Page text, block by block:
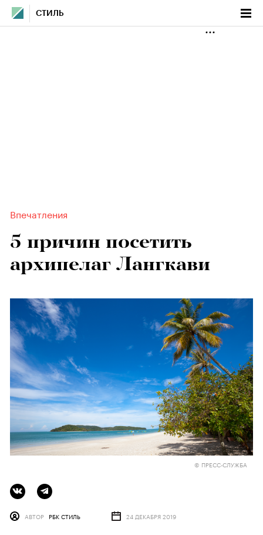
СТИЛЬ
Впечатления
5 причин посетить
архипелаг Лангкави
© ПРЕСС-СЛУЖБА
АВТОР РБК СТИЛЬ 24 ДЕКАБРЯ 2019